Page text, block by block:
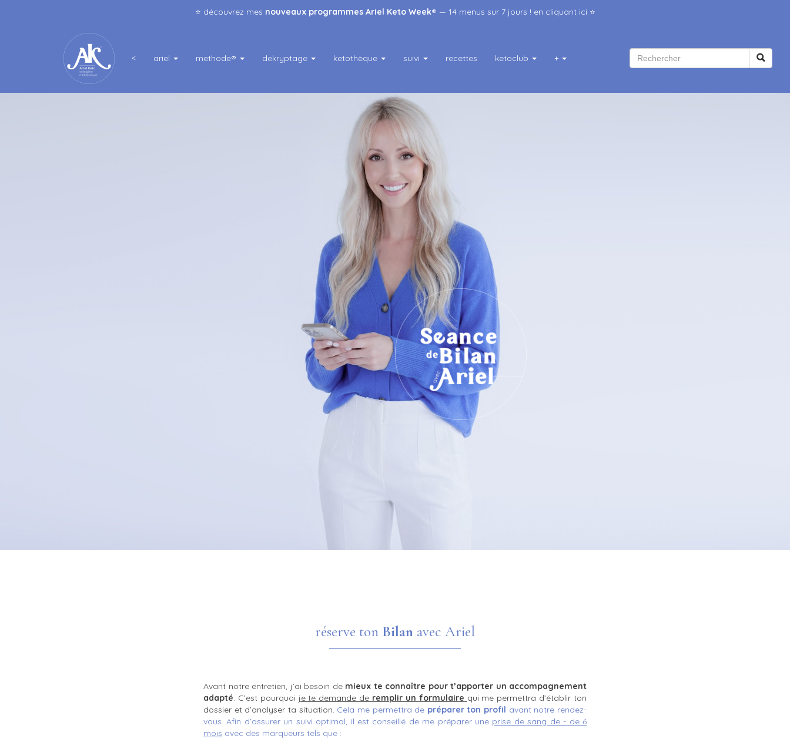
⭐️ découvrez mes nouveaux programmes Ariel Keto Week® — 14 menus sur 7 jours ! en cliquant ici ⭐️
< ariel methode® dekryptage ketothèque suivi recettes ketoclub +
réserve ton Bilan avec Ariel
Avant notre entretien, j’ai besoin de mieux te connaître pour t’apporter un accompagnement
adapté. C’est pourquoi je te demande de remplir un formulaire qui me permettra d’établir ton
dossier et d’analyser ta situation. Cela me permettra de préparer ton profil avant notre rendez-
vous.Afin d’assurer un suivi optimal, il est conseillé de me préparer une prise de sang de - de 6
mois avec des marqueurs tels que :